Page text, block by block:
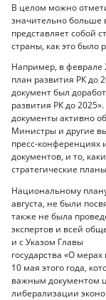
В целом можно
значительно больше
представляет собой
страны, как это было
Например, в феврале
план развития РК до
документ был
развития РК до
документы активно
Министры и другие
пресс-конференциях
документов, и то,
стратегические
Национальному
августа, не были
также не была
экспертов и всей
и с Указом Главы
государства «О
10 мая этого года,
важным документом
либерализации